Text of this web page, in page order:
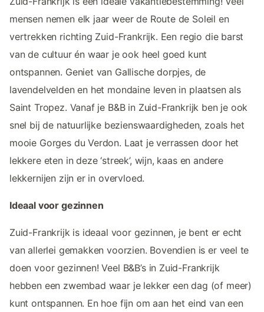
mensen nemen elk jaar weer de Route de Soleil en
vertrekken richting Zuid-Frankrijk. Een regio die barst
van de cultuur én waar je ook heel goed kunt
ontspannen. Geniet van Gallische dorpjes, de
lavendelvelden en het mondaine leven in plaatsen als
Saint Tropez. Vanaf je B&B in Zuid-Frankrijk ben je ook
snel bij de natuurlijke bezienswaardigheden, zoals het
mooie Gorges du Verdon. Laat je verrassen door het
lekkere eten in deze ‘streek’, wijn, kaas en andere
lekkernijen zijn er in overvloed.
Ideaal voor gezinnen
Zuid-Frankrijk is ideaal voor gezinnen, je bent er echt
van allerlei gemakken voorzien. Bovendien is er veel te
doen voor gezinnen! Veel B&B’s in Zuid-Frankrijk
hebben een zwembad waar je lekker een dag (of meer)
kunt ontspannen. En hoe fijn om aan het eind van een